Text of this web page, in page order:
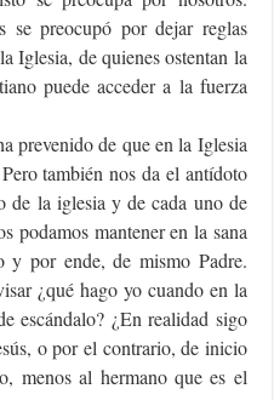
se preocupó por dejar reglas
Iglesia, de quienes ostentan la
puede acceder a la fuerza
prevenido de que en la Iglesia
también nos da el antídoto
de la iglesia y de cada uno de
podamos mantener en la sana
y por ende, de mismo Padre.
¿qué hago yo cuando en la
escándalo? ¿En realidad sigo
o por el contrario, de inicio
menos al hermano que es el